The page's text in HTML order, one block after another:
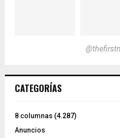
CATEGORÍAS
8 columnas (4.287)
Anuncios